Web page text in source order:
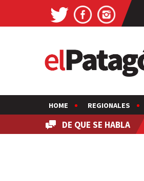
HOME REGIONALES
DE QUE SE HABLA